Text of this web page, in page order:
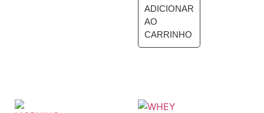
ADICIONAR
AO
CARRINHO